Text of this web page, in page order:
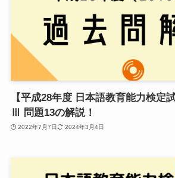
【平成28年度 日本語教育能力検定
Ⅲ 問題13の解説！
2022年7月7日 2024年3月4日